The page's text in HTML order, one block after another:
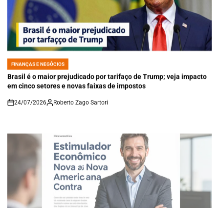
POSTED
IN
FINANÇAS E NEGÓCIOS
Brasil é o maior prejudicado por tarifaço de Trump; veja impacto
em cinco setores e novas faixas de impostos
on
24/07/2026 Roberto Zago Sartori